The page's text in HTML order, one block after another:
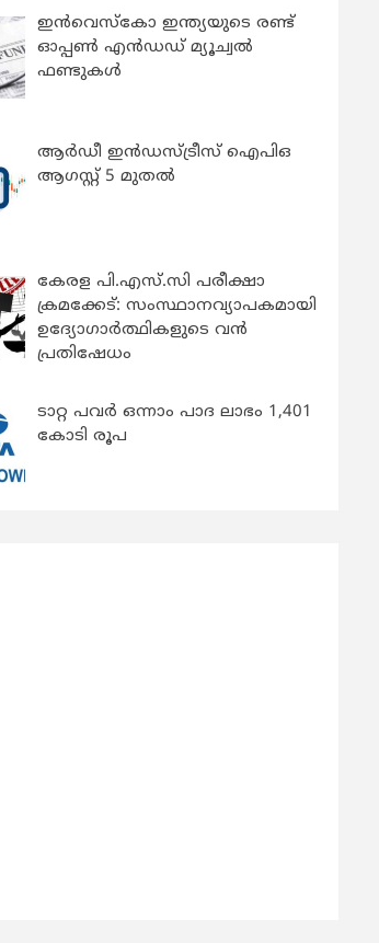
ഇന്‍വെസ്കോ ഇന്ത്യയുടെ രണ്ട്
ഓപ്പണ്‍ എന്‍ഡഡ് മ്യൂച്വല്‍
ഫണ്ടുകള്‍
ആർഡീ ഇൻഡസ്ട്രീസ് ഐപിഒ
ആഗസ്റ്റ് 5 മുതൽ
കേരള പി.എസ്.സി പരീക്ഷാ
ക്രമക്കേട്: സംസ്ഥാനവ്യാപകമായി
ഉദ്യോഗാര്‍ത്ഥികളുടെ വന്‍
പ്രതിഷേധം
ടാറ്റ പവർ ഒന്നാം പാദ ലാഭം 1,401
കോടി രൂപ